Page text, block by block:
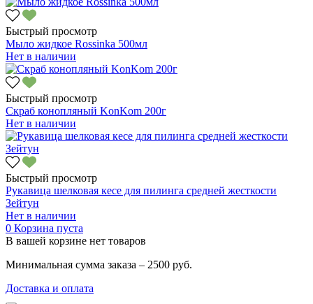
Быстрый просмотр
Мыло жидкое Rossinka 500мл
Нет в наличии
Быстрый просмотр
Скраб конопляный KonKom 200г
Нет в наличии
Быстрый просмотр
Рукавица шелковая кесе для пилинга средней жесткости
Зейтун
Нет в наличии
0 Корзина пуста
В вашей корзине нет товаров
Минимальная сумма заказа – 2500 руб.
Доставка и оплата